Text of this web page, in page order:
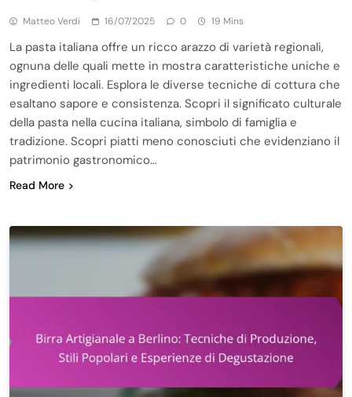
Matteo Verdi 16/07/2025 0 19 Mins
La pasta italiana offre un ricco arazzo di varietà regionali,
ognuna delle quali mette in mostra caratteristiche uniche e
ingredienti locali. Esplora le diverse tecniche di cottura che
esaltano sapore e consistenza. Scopri il significato culturale
della pasta nella cucina italiana, simbolo di famiglia e
tradizione. Scopri piatti meno conosciuti che evidenziano il
patrimonio gastronomico…
Read More